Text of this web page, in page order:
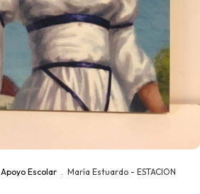
Apoyo Escolar . María Estuardo - ESTACION